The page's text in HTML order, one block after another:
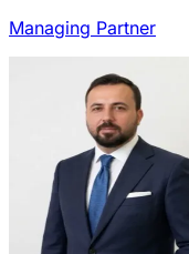
Managing Partner